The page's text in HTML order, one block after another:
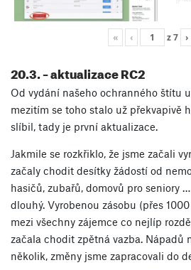
« ‹ z7 ›
20.3. – aktualizace RC2
Od vydání našeho ochranného štítu
mezitím se toho stalo už překvapivě
slíbil, tady je první aktualizace.
Jakmile se rozkřiklo, že jsme začali
začaly chodit desítky žádostí od
hasičů, zubařů, domovů pro seniory
dlouhý. Vyrobenou zásobu (přes
mezi všechny zájemce co nejlíp
začala chodit zpětná vazba. Nápadů
několik, změny jsme zapracovali do